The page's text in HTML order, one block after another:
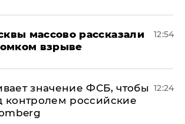
массово рассказали
взрыве
12:54
значение ФСБ, чтобы
контролем российские
12:24